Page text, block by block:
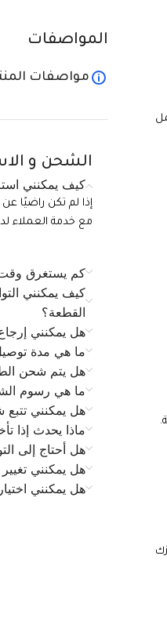
المواصفات
مواصفات
الشحن و
كيف يمكنني
إذا لم تكن راضيًا
مع خدمة العملاء لدينا في غضون
كم يستغرق وقت
كيف يمكنني
القطعة؟
هل يمكنني إرجاع
ما هي مدة
هل يتم شحن
ما هي رسوم
هل يمكنني
ماذا يحدث إذا
هل أحتاج إلى
هل يمكنني
هل يمكنني